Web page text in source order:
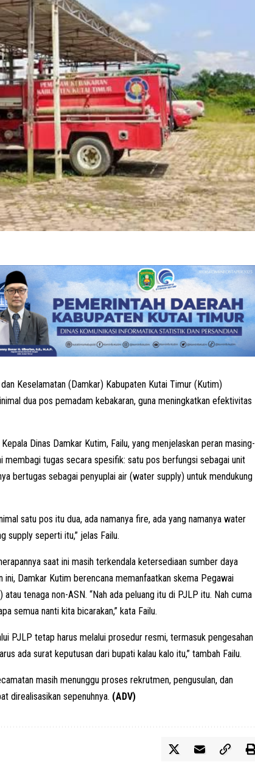
Keselamatan (Damkar) Kabupaten Kutai Timur (Kutim)
dua pos pemadam kebakaran, guna meningkatkan efektivitas
Dinas Damkar Kutim, Failu, yang menjelaskan peran masing-
membagi tugas secara spesifik: satu pos berfungsi sebagai unit
bertugas sebagai penyuplai air (water supply) untuk mendukung
satu pos itu dua, ada namanya fire, ada yang namanya water
supply seperti itu,” jelas Failu.
saat ini masih terkendala ketersediaan sumber daya
ini, Damkar Kutim berencana memanfaatkan skema Pegawai
tenaga non-ASN. “Nah ada peluang itu di PJLP itu. Nah cuma
semua nanti kita bicarakan,” kata Failu.
PJLP tetap harus melalui prosedur resmi, termasuk pengesahan
ada surat keputusan dari bupati kalau kalo itu,” tambah Failu.
masih menunggu proses rekrutmen, pengusulan, dan
direalisasikan sepenuhnya. (ADV)